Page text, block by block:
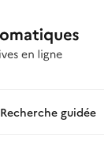
Recherche guidée